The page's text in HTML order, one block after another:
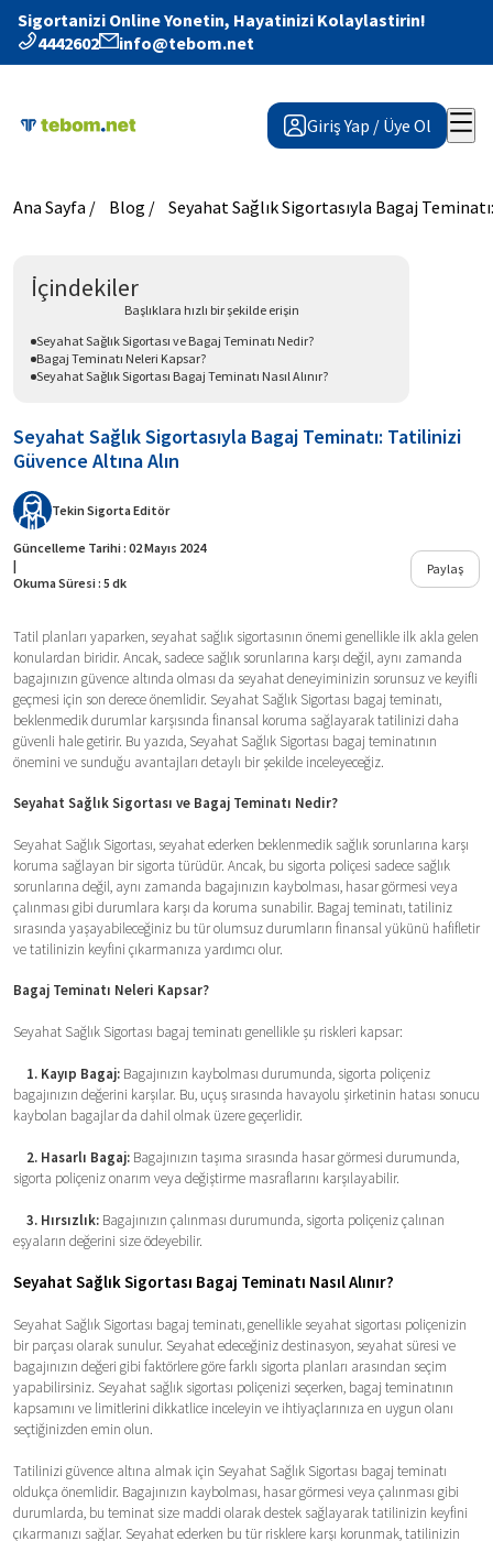
Sigortanizi Online Yonetin, Hayatinizi Kolaylastirin!
4442602
info@tebom.net
Giriş Yap / Üye Ol
Ana Sayfa / Blog / Seyahat Sağlık Sigortasıyla Bagaj
Seyahat Sağlık Sigortasıyla Bagaj Teminatı: Tatilinizi
Güvence Altına Alın
Tekin Sigorta Editör
Güncelleme Tarihi : 02 Mayıs 2024
|
Okuma Süresi : 5 dk
Paylaş
Tatil planları yaparken, seyahat sağlık sigortasının önemi genellikle ilk akla gelen
konulardan biridir. Ancak, sadece sağlık sorunlarına karşı değil, aynı zamanda
bagajınızın güvence altında olması da seyahat deneyiminizin sorunsuz ve keyifli
geçmesi için son derece önemlidir. Seyahat Sağlık Sigortası bagaj teminatı,
beklenmedik durumlar karşısında finansal koruma sağlayarak tatilinizi daha
güvenli hale getirir. Bu yazıda, Seyahat Sağlık Sigortası bagaj teminatının
önemini ve sunduğu avantajları detaylı bir şekilde inceleyeceğiz.
Seyahat Sağlık Sigortası ve Bagaj Teminatı Nedir?
Seyahat Sağlık Sigortası, seyahat ederken beklenmedik sağlık sorunlarına karşı
koruma sağlayan bir sigorta türüdür. Ancak, bu sigorta poliçesi sadece sağlık
sorunlarına değil, aynı zamanda bagajınızın kaybolması, hasar görmesi veya
çalınması gibi durumlara karşı da koruma sunabilir. Bagaj teminatı, tatiliniz
sırasında yaşayabileceğiniz bu tür olumsuz durumların finansal yükünü hafifletir
ve tatilinizin keyfini çıkarmanıza yardımcı olur.
Bagaj Teminatı Neleri Kapsar?
Seyahat Sağlık Sigortası bagaj teminatı genellikle şu riskleri kapsar:
1. Kayıp Bagaj: Bagajınızın kaybolması durumunda, sigorta poliçeniz
bagajınızın değerini karşılar. Bu, uçuş sırasında havayolu şirketinin hatası sonucu
kaybolan bagajlar da dahil olmak üzere geçerlidir.
2. Hasarlı Bagaj: Bagajınızın taşıma sırasında hasar görmesi durumunda,
sigorta poliçeniz onarım veya değiştirme masraflarını karşılayabilir.
3. Hırsızlık: Bagajınızın çalınması durumunda, sigorta poliçeniz çalınan
eşyaların değerini size ödeyebilir.
Seyahat Sağlık Sigortası Bagaj Teminatı Nasıl Alınır?
Seyahat Sağlık Sigortası bagaj teminatı, genellikle seyahat sigortası poliçenizin
bir parçası olarak sunulur. Seyahat edeceğiniz destinasyon, seyahat süresi ve
bagajınızın değeri gibi faktörlere göre farklı sigorta planları arasından seçim
yapabilirsiniz. Seyahat sağlık sigortası poliçenizi seçerken, bagaj teminatının
kapsamını ve limitlerini dikkatlice inceleyin ve ihtiyaçlarınıza en uygun olanı
seçtiğinizden emin olun.
Tatilinizi güvence altına almak için Seyahat Sağlık Sigortası bagaj teminatı
oldukça önemlidir. Bagajınızın kaybolması, hasar görmesi veya çalınması gibi
durumlarda, bu teminat size maddi olarak destek sağlayarak tatilinizin keyfini
çıkarmanızı sağlar. Seyahat ederken bu tür risklere karşı korunmak, tatilinizin
İçindekiler
Başlıklara hızlı bir şekilde erişin
Seyahat Sağlık Sigortası ve Bagaj Teminatı Nedir?
Bagaj Teminatı Neleri Kapsar?
Seyahat Sağlık Sigortası Bagaj Teminatı Nasıl Alınır?